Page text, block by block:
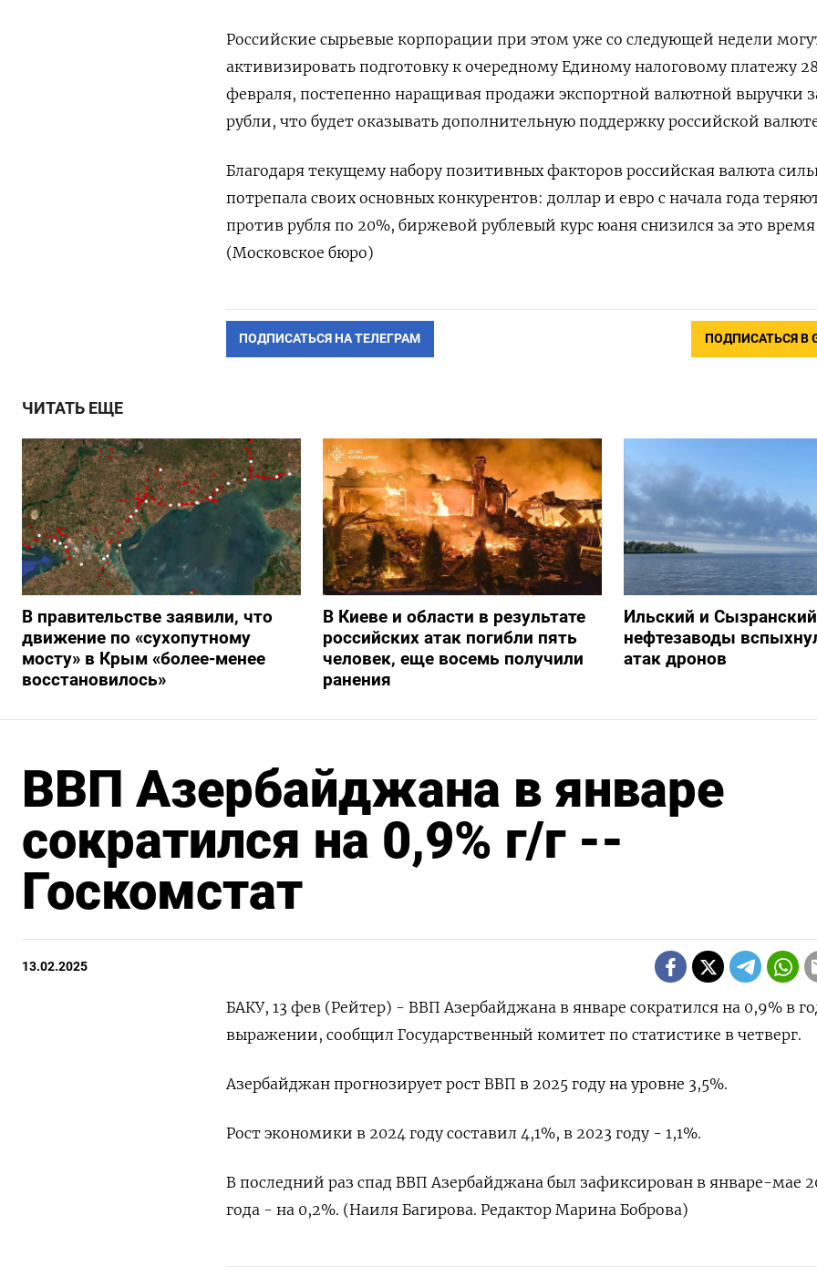
Российские сырьевые корпорации при этом уже со следующей недели
активизировать подготовку к очередному Единому налоговому платежу 28
февраля, постепенно наращивая продажи экспортной валютной выручки
рубли, что будет оказывать дополнительную поддержку российской
Благодаря текущему набору позитивных факторов российская валюта
потрепала своих основных конкурентов: доллар и евро с начала года
против рубля по 20%, биржевой рублевый курс юаня снизился за это время
(Московское бюро)
ПОДПИСАТЬСЯ НА ТЕЛЕГРАМ ПОДПИСАТЬСЯ В
ЧИТАТЬ ЕЩЕ
В правительстве заявили, что
движение по «сухопутному
мосту» в Крым «более-менее
восстановилось»
В Киеве и области в результате
российских атак погибли пять
человек, еще восемь получили
ранения
Ильский и Сызранский
нефтезаводы
атак дронов
ВВП Азербайджана в январе
сократился на 0,9% г/г --
Госкомстат
13.02.2025
БАКУ, 13 фев (Рейтер) - ВВП Азербайджана в январе сократился на 0,9% в
выражении, сообщил Государственный комитет по статистике в четверг.
Азербайджан прогнозирует рост ВВП в 2025 году на уровне 3,5%.
Рост экономики в 2024 году составил 4,1%, в 2023 году - 1,1%.
В последний раз спад ВВП Азербайджана был зафиксирован в январе-мае
года - на 0,2%. (Наиля Багирова. Редактор Марина Боброва)